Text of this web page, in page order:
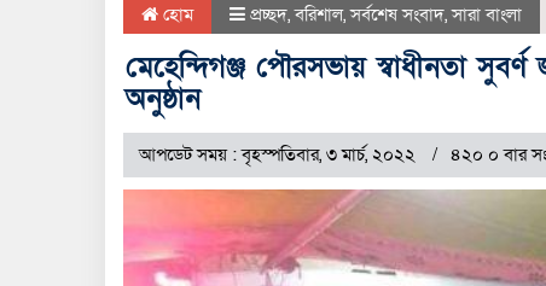
হোম প্রচ্ছদ,বরিশাল,সর্বশেষ সংবাদ,সারা বাংলা
মেহেন্দিগঞ্জ পৌরসভায় স্বাধীনতা
অনুষ্ঠান
আপডেট সময় : বৃহস্পতিবার, ৩ মার্চ, ২০২২ ৪২০ ০ বার